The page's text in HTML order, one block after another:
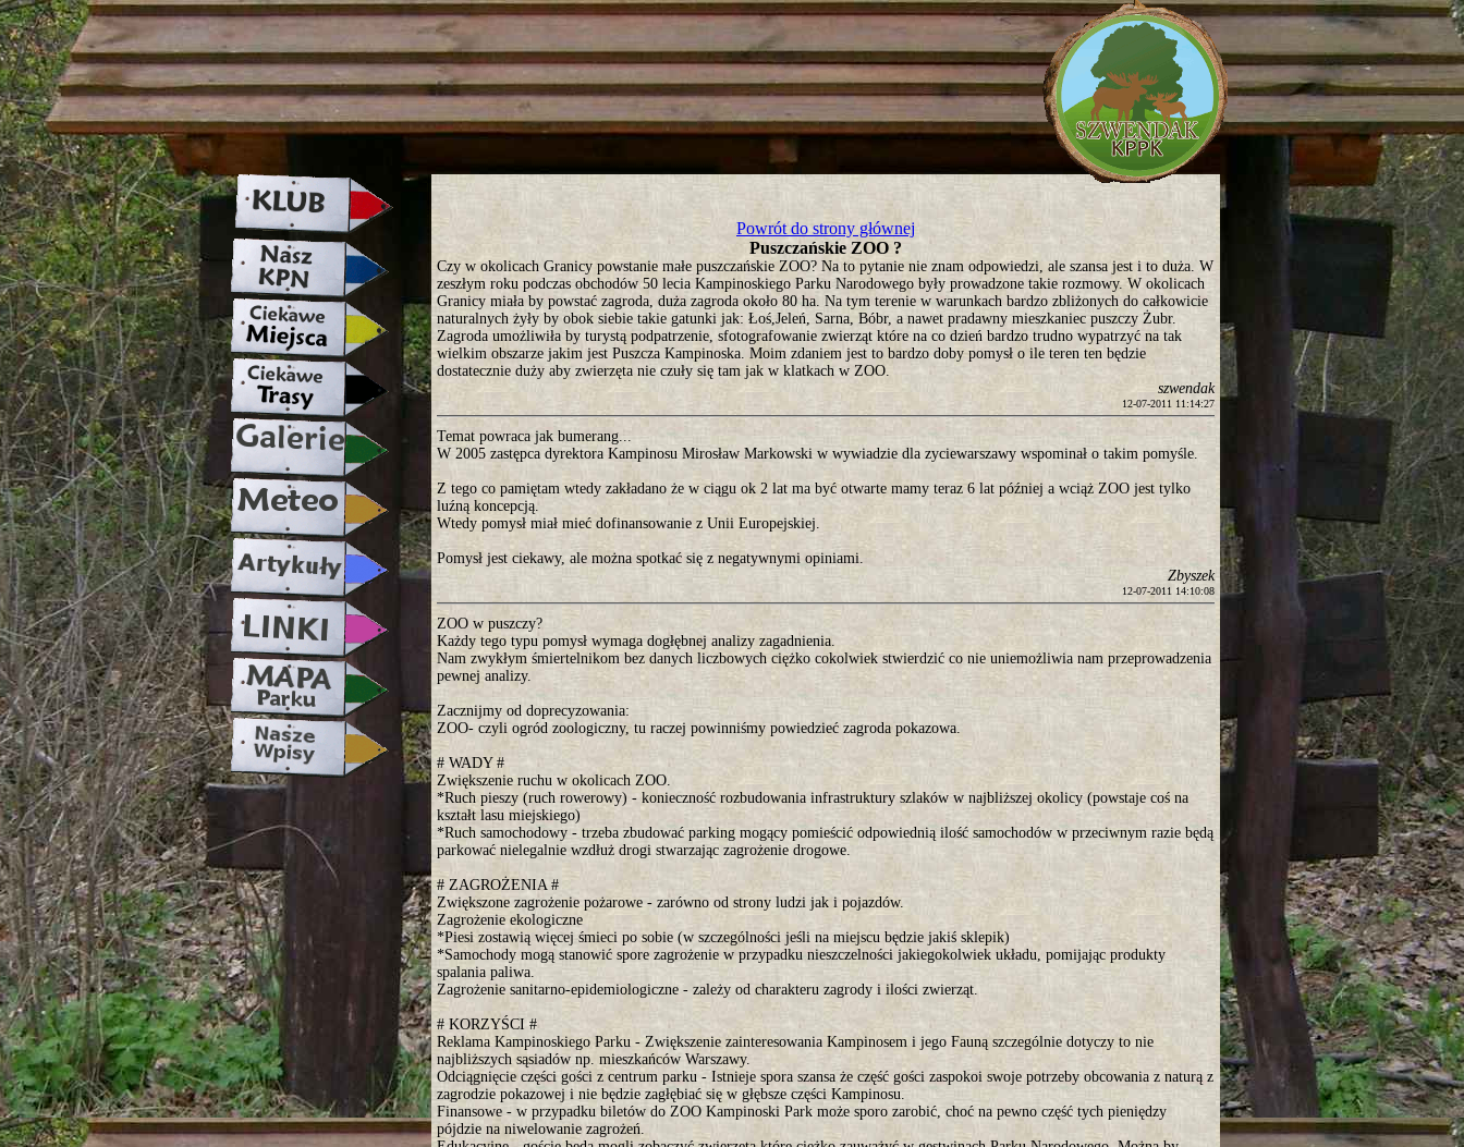
strona w naprawie zapraszamy jutro ;)
Powrót do strony głównej
Puszczańskie ZOO ?
Czy w okolicach Granicy powstanie małe puszczańskie ZOO? Na to pytanie nie znam odpowiedzi, ale szansa jest i to duża. W
zeszłym roku podczas obchodów 50 lecia Kampinoskiego Parku Narodowego były prowadzone takie rozmowy. W okolicach
Granicy miała by powstać zagroda, duża zagroda około 80 ha. Na tym terenie w warunkach bardzo zbliżonych do całkowicie
naturalnych żyły by obok siebie takie gatunki jak: Łoś,Jeleń, Sarna, Bóbr, a nawet pradawny mieszkaniec puszczy Żubr.
Zagroda umożliwiła by turystą podpatrzenie, sfotografowanie zwierząt które na co dzień bardzo trudno wypatrzyć na tak
wielkim obszarze jakim jest Puszcza Kampinoska. Moim zdaniem jest to bardzo doby pomysł o ile teren ten będzie
dostatecznie duży aby zwierzęta nie czuły się tam jak w klatkach w ZOO.
szwendak
12-07-2011 11:14:27
Temat powraca jak bumerang...
W 2005 zastępca dyrektora Kampinosu Mirosław Markowski w wywiadzie dla zyciewarszawy wspominał o takim pomyśle.
Z tego co pamiętam wtedy zakładano że w ciągu ok 2 lat ma być otwarte mamy teraz 6 lat później a wciąż ZOO jest tylko
luźną koncepcją.
Wtedy pomysł miał mieć dofinansowanie z Unii Europejskiej.
Pomysł jest ciekawy, ale można spotkać się z negatywnymi opiniami.
Zbyszek
12-07-2011 14:10:08
ZOO w puszczy?
Każdy tego typu pomysł wymaga dogłębnej analizy zagadnienia.
Nam zwykłym śmiertelnikom bez danych liczbowych ciężko cokolwiek stwierdzić co nie uniemożliwia nam przeprowadzenia
pewnej analizy.
Zacznijmy od doprecyzowania:
ZOO- czyli ogród zoologiczny, tu raczej powinniśmy powiedzieć zagroda pokazowa.
# WADY #
Zwiększenie ruchu w okolicach ZOO.
*Ruch pieszy (ruch rowerowy) - konieczność rozbudowania infrastruktury szlaków w najbliższej okolicy (powstaje coś na
kształt lasu miejskiego)
*Ruch samochodowy - trzeba zbudować parking mogący pomieścić odpowiednią ilość samochodów w przeciwnym razie będą
parkować nielegalnie wzdłuż drogi stwarzając zagrożenie drogowe.
# ZAGROŻENIA #
Zwiększone zagrożenie pożarowe - zarówno od strony ludzi jak i pojazdów.
Zagrożenie ekologiczne
*Piesi zostawią więcej śmieci po sobie (w szczególności jeśli na miejscu będzie jakiś sklepik)
*Samochody mogą stanowić spore zagrożenie w przypadku nieszczelności jakiegokolwiek układu, pomijając produkty
spalania paliwa.
Zagrożenie sanitarno-epidemiologiczne - zależy od charakteru zagrody i ilości zwierząt.
# KORZYŚCI #
Reklama Kampinoskiego Parku - Zwiększenie zainteresowania Kampinosem i jego Fauną szczególnie dotyczy to nie
najbliższych sąsiadów np. mieszkańców Warszawy.
Odciągnięcie części gości z centrum parku - Istnieje spora szansa że część gości zaspokoi swoje potrzeby obcowania z naturą z
zagrodzie pokazowej i nie będzie zagłębiać się w głębsze części Kampinosu.
Finansowe - w przypadku biletów do ZOO Kampinoski Park może sporo zarobić, choć na pewno część tych pieniędzy
pójdzie na niwelowanie zagrożeń.